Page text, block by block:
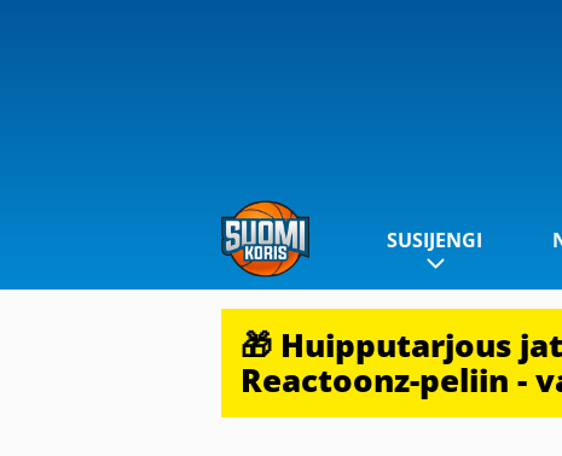
SUSIJENGI
🎁 Huipputarjous
Reactoonz-peliin -